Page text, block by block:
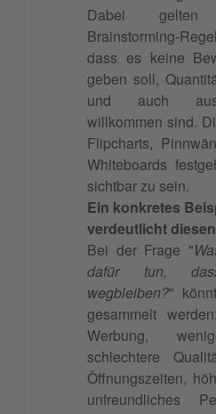
Dabei
Brainstorming-
dass es keine
geben soll,
und auch
willkommen sind.
Flipcharts,
Whiteboards
sichtbar zu sein.
Ein konkretes
verdeutlicht
Bei der Frage "
dafür tun,
wegbleiben?"
gesammelt
Werbung,
schlechtere
Öffnungszeiten,
unfreundliches